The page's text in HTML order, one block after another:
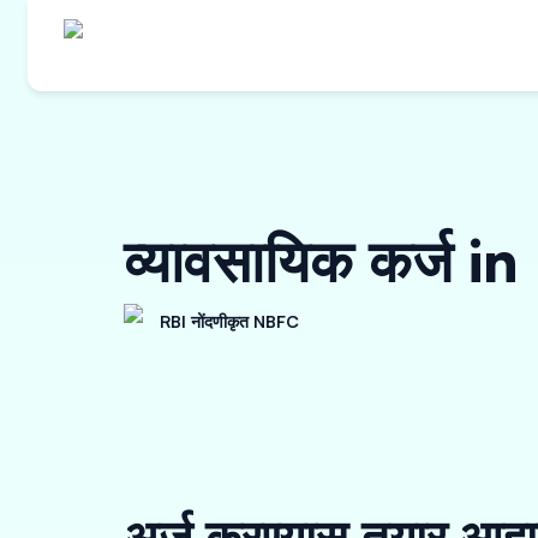
व्यावसायिक कर्ज
RBI नोंदणीकृत NBFC